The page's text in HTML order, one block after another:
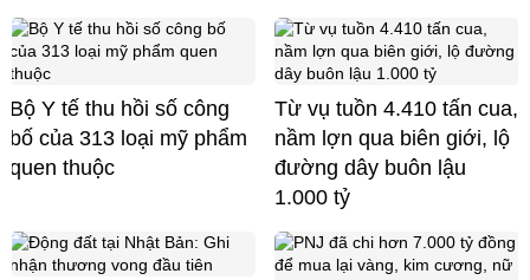
Bộ Y tế thu hồi số công
bố của 313 loại mỹ phẩm
quen thuộc
Từ vụ tuồn 4.410 tấn cua,
nầm lợn qua biên giới, lộ
đường dây buôn lậu
1.000 tỷ